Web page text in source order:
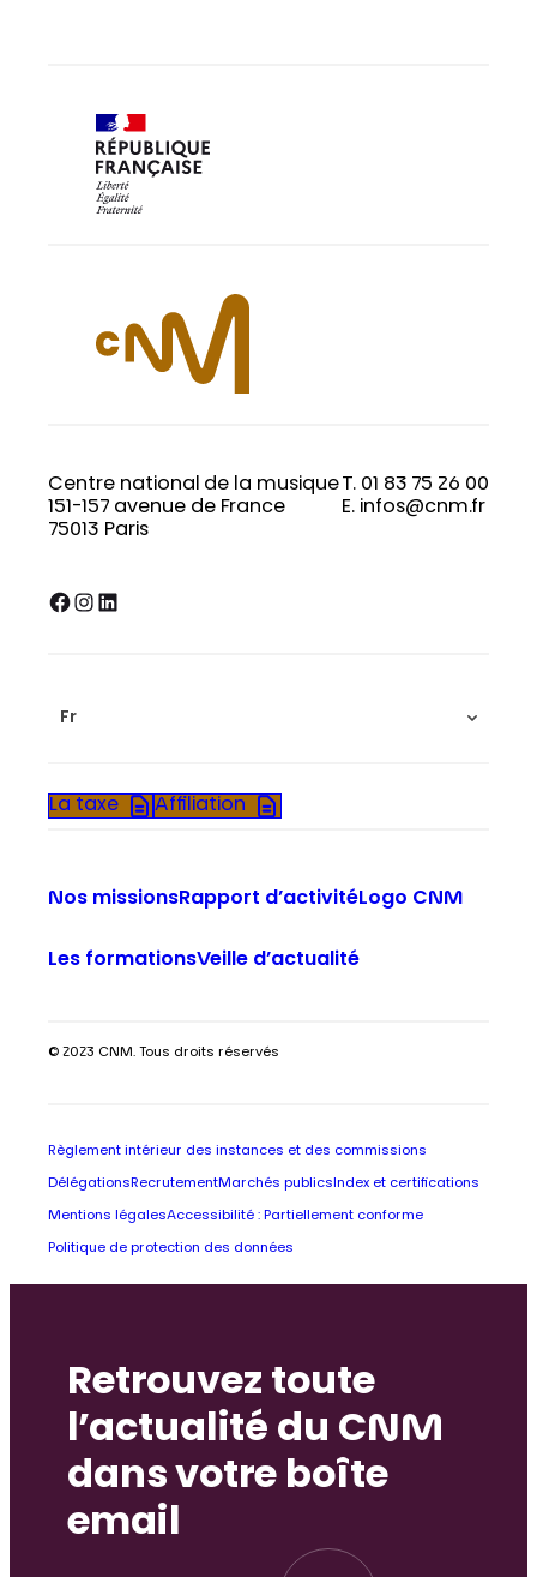
Centre national de la musique
151-157 avenue de France
75013 Paris
T. 01 83 75 26 00
E. infos@cnm.fr
Facebook InstagramLinkedIn
Fr
La taxe Affiliation
Nos missionsRapport d’activitéLogo CNM
Les formationsVeille d’actualité
© 2023 CNM. Tous droits réservés
Règlement intérieur des instances et des commissions
Délégations RecrutementMarchés publics Index et certifications
Mentions légalesAccessibilité : Partiellement conforme
Politique de protection des données
Retrouvez toute
l’actualité du CNM
dans votre boîte
email